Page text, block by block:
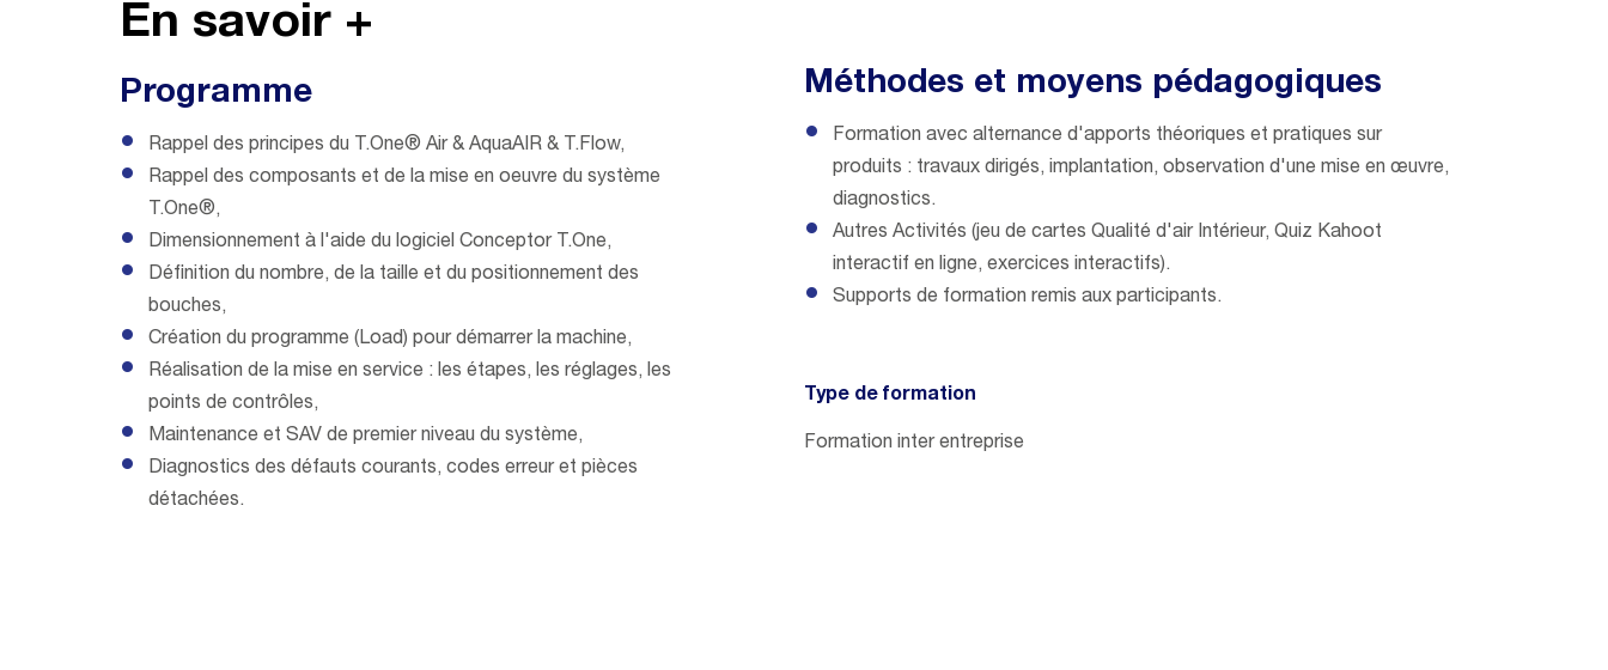
En savoir +
Programme
Rappel des principes du T.One® Air & AquaAIR & T.Flow,
Rappel des composants et de la mise en oeuvre du système
T.One®,
Dimensionnement à l'aide du logiciel Conceptor T.One,
Définition du nombre, de la taille et du positionnement des
bouches,
Création du programme (Load) pour démarrer la machine,
Réalisation de la mise en service : les étapes, les réglages, les
points de contrôles,
Maintenance et SAV de premier niveau du système,
Diagnostics des défauts courants, codes erreur et pièces
détachées.
Méthodes et moyens pédagogiques
Formation avec alternance d'apports théoriques et pratiques sur
produits : travaux dirigés, implantation, observation d'une mise en œuvre,
diagnostics.
Autres Activités (jeu de cartes Qualité d'air Intérieur, Quiz Kahoot
interactif en ligne, exercices interactifs).
Supports de formation remis aux participants.
Type de formation
Formation inter entreprise